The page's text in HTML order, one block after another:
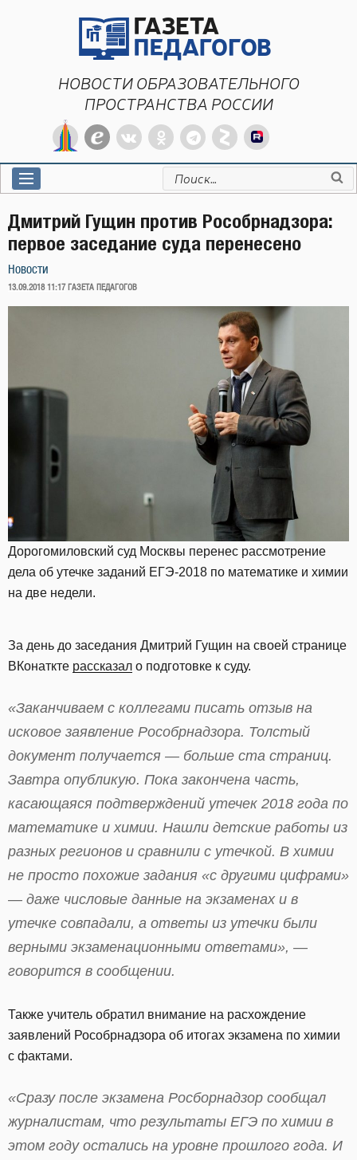
НОВОСТИ ОБРАЗОВАТЕЛЬНОГО
ПРОСТРАНСТВА РОССИИ
Искать:
Дмитрий Гущин против Рособрнадзора:
первое заседание суда перенесено
Новости
ОПУБЛИКОВАНО
13.09.2018 11:17 ГАЗЕТА ПЕДАГОГОВ
Дорогомиловский суд Москвы перенес рассмотрение
дела об утечке заданий ЕГЭ-2018 по математике и химии
на две недели.
За день до заседания Дмитрий Гущин на своей странице
ВКонаткте рассказал о подготовке к суду.
«Заканчиваем с коллегами писать отзыв на
исковое заявление Рособрнадзора. Толстый
документ получается — больше ста страниц.
Завтра опубликую. Пока закончена часть,
касающаяся подтверждений утечек 2018 года по
математике и химии. Нашли детские работы из
разных регионов и сравнили с утечкой. В химии
не просто похожие задания «с другими цифрами»
— даже числовые данные на экзаменах и в
утечке совпадали, а ответы из утечки были
верными экзаменационными ответами», —
говорится в сообщении.
Также учитель обратил внимание на расхождение
заявлений Рособрнадзора об итогах экзамена по химии
с фактами.
«Сразу после экзамена Росборнадзор сообщал
журналистам, что результаты ЕГЭ по химии в
этом году остались на уровне прошлого года. И